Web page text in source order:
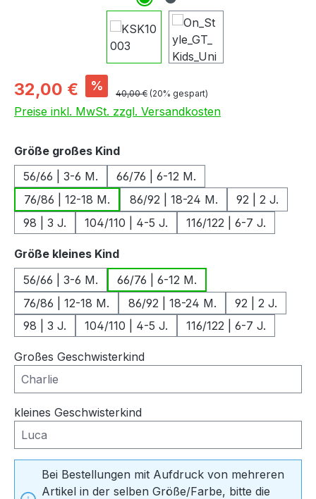
Verkaufspreis:
32,00 € % Regulärer Preis:
40,00 € (20% gespart)
Preise inkl. MwSt. zzgl. Versandkosten
Größe großes Kindauswählen
56/66 | 3-6 M.
66/76 | 6-12 M.
76/86 | 12-18 M.
86/92 | 18-24 M.
92 | 2 J.
98 | 3 J.
104/110 | 4-5 J. 116/122 | 6-7 J.
Größe kleines Kindauswählen
56/66 | 3-6 M.
66/76 | 6-12 M.
76/86 | 12-18 M.
86/92 | 18-24 M.
92 | 2 J.
98 | 3 J.
104/110 | 4-5 J. 116/122 | 6-7 J.
Großes Geschwisterkind
kleines Geschwisterkind
Bei Bestellungen mit Aufdruck von mehreren
Artikel in der selben Größe/Farbe, bitte die